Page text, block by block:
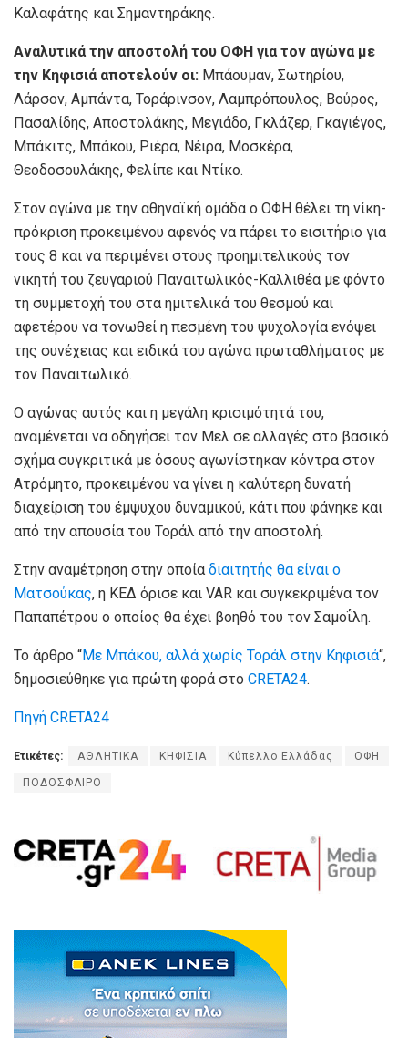
Καλαφάτης και Σημαντηράκης.
Αναλυτικά την αποστολή του ΟΦΗ για τον αγώνα με
την Κηφισιά αποτελούν οι: Μπάουμαν, Σωτηρίου,
Λάρσον, Αμπάντα, Τοράρινσον, Λαμπρόπουλος, Βούρος,
Πασαλίδης, Αποστολάκης, Μεγιάδο, Γκλάζερ, Γκαγιέγος,
Μπάκιτς, Μπάκου, Ριέρα, Νέιρα, Μοσκέρα,
Θεοδοσουλάκης, Φελίπε και Ντίκο.
Στον αγώνα με την αθηναϊκή ομάδα ο ΟΦΗ θέλει τη νίκη-
πρόκριση προκειμένου αφενός να πάρει το εισιτήριο για
τους 8 και να περιμένει στους προημιτελικούς τον
νικητή του ζευγαριού Παναιτωλικός-Καλλιθέα με φόντο
τη συμμετοχή του στα ημιτελικά του θεσμού και
αφετέρου να τονωθεί η πεσμένη του ψυχολογία ενόψει
της συνέχειας και ειδικά του αγώνα πρωταθλήματος με
τον Παναιτωλικό.
Ο αγώνας αυτός και η μεγάλη κρισιμότητά του,
αναμένεται να οδηγήσει τον Μελ σε αλλαγές στο βασικό
σχήμα συγκριτικά με όσους αγωνίστηκαν κόντρα στον
Ατρόμητο, προκειμένου να γίνει η καλύτερη δυνατή
διαχείριση του έμψυχου δυναμικού, κάτι που φάνηκε και
από την απουσία του Τοράλ από την αποστολή.
Στην αναμέτρηση στην οποία διαιτητής θα είναι ο
Ματσούκας, η ΚΕΔ όρισε και VAR και συγκεκριμένα τον
Παπαπέτρου ο οποίος θα έχει βοηθό του τον Σαμοΐλη.
Το άρθρο “Με Μπάκου, αλλά χωρίς Τοράλ στην Κηφισιά“,
δημοσιεύθηκε για πρώτη φορά στο CRETA24.
Πηγή CRETA24
Ετικέτες: ΑΘΛΗΤΙΚΑ ΚΗΦΙΣΙΑ Κύπελλο Ελλάδας ΟΦΗ
ΠΟΔΟΣΦΑΙΡΟ